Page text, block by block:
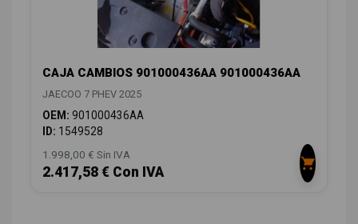
CAJA CAMBIOS 901000436AA 901000436AA
JAECOO 7 PHEV 2025
OEM: 901000436AA
ID: 1549528
1.998,00 € Sin IVA
2.417,58 € Con IVA